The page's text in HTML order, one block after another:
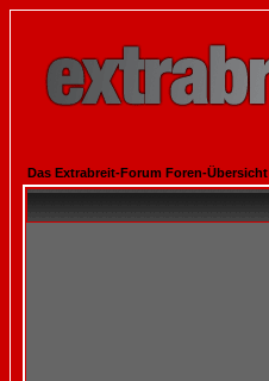
Das Extrabreit-Forum Foren-Übersicht